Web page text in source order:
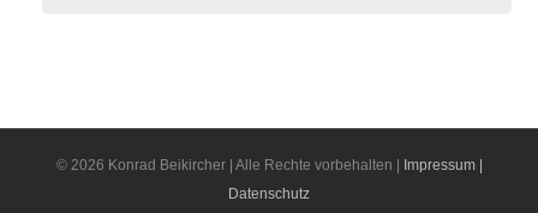
© 2026 Konrad Beikircher | Alle Rechte vorbehalten |
Impressum |
Datenschutz